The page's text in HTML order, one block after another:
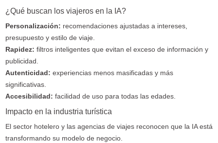
¿Qué buscan los viajeros en la IA?
Personalización: recomendaciones ajustadas a intereses,
presupuesto y estilo de viaje.
Rapidez: filtros inteligentes que evitan el exceso de información y
publicidad.
Autenticidad: experiencias menos masificadas y más
significativas.
Accesibilidad: facilidad de uso para todas las edades.
Impacto en la industria turística
El sector hotelero y las agencias de viajes reconocen que la IA está
transformando su modelo de negocio.